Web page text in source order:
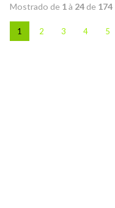
Mostrado de 1à 24 de 174
1 2 3 4 5